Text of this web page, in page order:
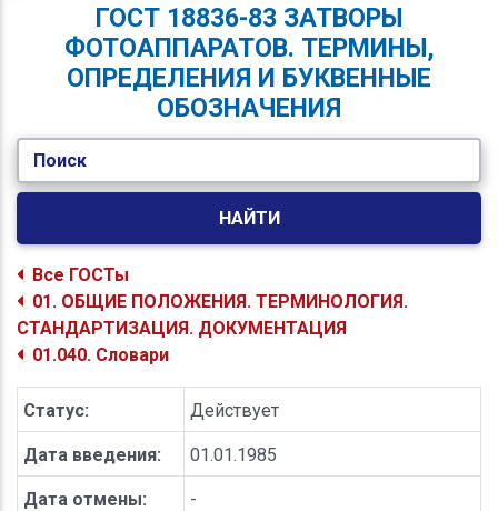
ГОСТ 18836-83 ЗАТВОРЫ
ФОТОАППАРАТОВ. ТЕРМИНЫ,
ОПРЕДЕЛЕНИЯ И БУКВЕННЫЕ
ОБОЗНАЧЕНИЯ
Поиск
НАЙТИ
Все ГОСТы
01. ОБЩИЕ ПОЛОЖЕНИЯ. ТЕРМИНОЛОГИЯ.
СТАНДАРТИЗАЦИЯ. ДОКУМЕНТАЦИЯ
01.040. Словари
Статус: Действует
Дата введения: 01.01.1985
Дата отмены: -